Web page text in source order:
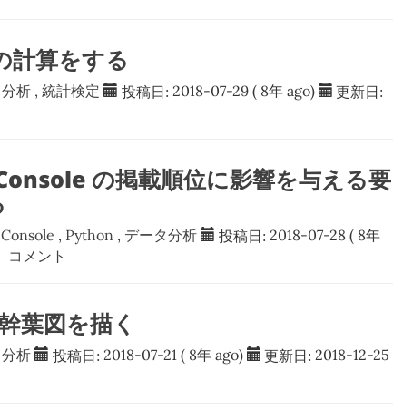
算をする
析 ,統計検定 投稿日: 2018-07-29( 8年 ago) 更新日:
の掲載順位に影響を与える要
, Python , データ分析 投稿日: 2018-07-28( 8年
コメント
図を描く
析 投稿日: 2018-07-21( 8年 ago) 更新日: 2018-12-25